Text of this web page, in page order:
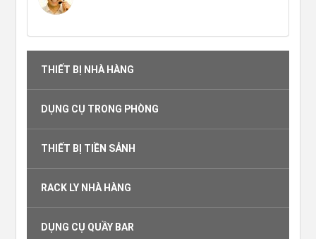
THIẾT BỊ NHÀ HÀNG
DỤNG CỤ TRONG PHÒNG
THIẾT BỊ TIỀN SẢNH
RACK LY NHÀ HÀNG
DỤNG CỤ QUẦY BAR